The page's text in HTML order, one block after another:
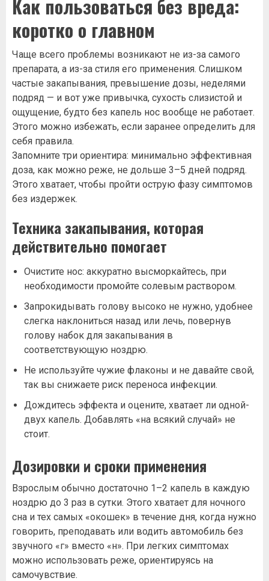
Как пользоваться без вреда:
коротко о главном
Чаще всего проблемы возникают не из-за самого
препарата, а из-за стиля его применения. Слишком
частые закапывания, превышение дозы, неделями
подряд — и вот уже привычка, сухость слизистой и
ощущение, будто без капель нос вообще не работает.
Этого можно избежать, если заранее определить для
себя правила.
Запомните три ориентира: минимально эффективная
доза, как можно реже, не дольше 3–5 дней подряд.
Этого хватает, чтобы пройти острую фазу симптомов
без издержек.
Техника закапывания, которая
действительно помогает
Очистите нос: аккуратно высморкайтесь, при
необходимости промойте солевым раствором.
Запрокидывать голову высоко не нужно, удобнее
слегка наклониться назад или лечь, повернув
голову набок для закапывания в
соответствующую ноздрю.
Не используйте чужие флаконы и не давайте свой,
так вы снижаете риск переноса инфекции.
Дождитесь эффекта и оцените, хватает ли одной-
двух капель. Добавлять «на всякий случай» не
стоит.
Дозировки и сроки применения
Взрослым обычно достаточно 1–2 капель в каждую
ноздрю до 3 раз в сутки. Этого хватает для ночного
сна и тех самых «окошек» в течение дня, когда нужно
говорить, преподавать или водить автомобиль без
звучного «г» вместо «н». При легких симптомах
можно использовать реже, ориентируясь на
самочувствие.